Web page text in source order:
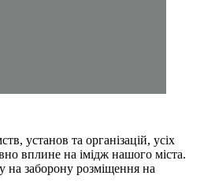
установ та організацій, усіх
вплине на імідж нашого міста.
на заборону розміщення на